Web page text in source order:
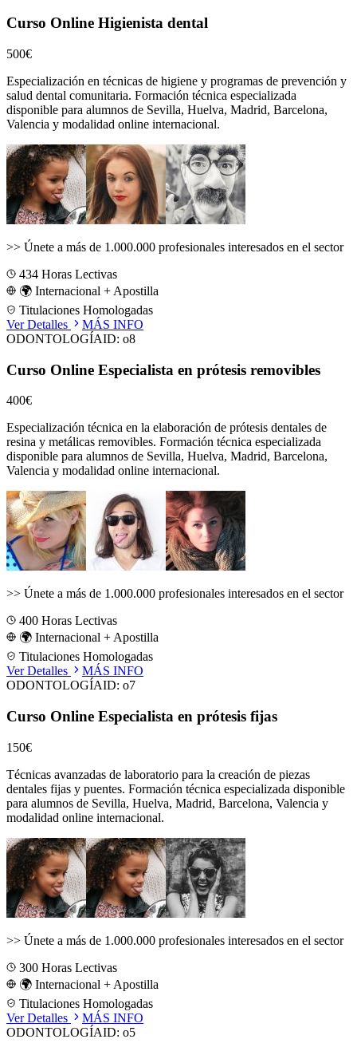
Curso Online Higienista dental
500€
Especialización en técnicas de higiene y programas de prevención y
salud dental comunitaria. Formación técnica especializada
disponible para alumnos de Sevilla, Huelva, Madrid, Barcelona,
Valencia y modalidad online internacional.
>> Únete a más de 1.000.000 profesionales interesados en el sector
434 Horas Lectivas
🌍 Internacional + Apostilla
Titulaciones Homologadas
Ver Detalles
MÁS INFO
ODONTOLOGÍAID: o8
Curso Online Especialista en prótesis removibles
400€
Especialización técnica en la elaboración de prótesis dentales de
resina y metálicas removibles. Formación técnica especializada
disponible para alumnos de Sevilla, Huelva, Madrid, Barcelona,
Valencia y modalidad online internacional.
>> Únete a más de 1.000.000 profesionales interesados en el sector
400 Horas Lectivas
🌍 Internacional + Apostilla
Titulaciones Homologadas
Ver Detalles
MÁS INFO
ODONTOLOGÍAID: o7
Curso Online Especialista en prótesis fijas
150€
Técnicas avanzadas de laboratorio para la creación de piezas
dentales fijas y puentes. Formación técnica especializada disponible
para alumnos de Sevilla, Huelva, Madrid, Barcelona, Valencia y
modalidad online internacional.
>> Únete a más de 1.000.000 profesionales interesados en el sector
300 Horas Lectivas
🌍 Internacional + Apostilla
Titulaciones Homologadas
Ver Detalles
MÁS INFO
ODONTOLOGÍAID: o5